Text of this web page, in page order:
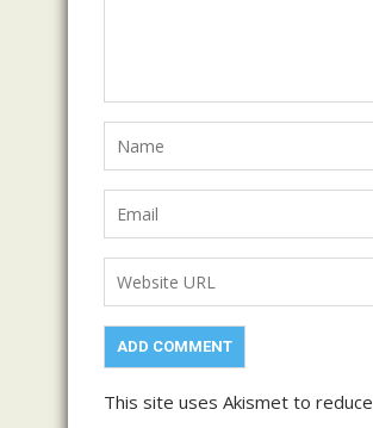
This site uses Akismet to